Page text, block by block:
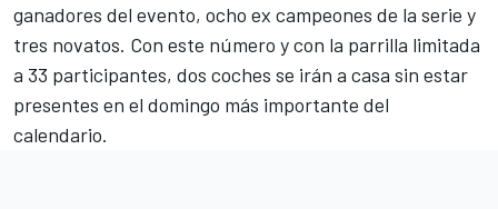
ganadores del evento, ocho ex campeones de la serie y
tres novatos. Con este número y con la parrilla limitada
a 33 participantes, dos coches se irán a casa sin estar
presentes en el domingo más importante del
calendario.